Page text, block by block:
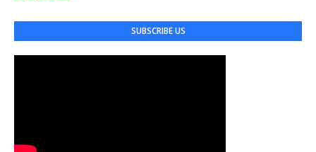
SUBSCRIBE US